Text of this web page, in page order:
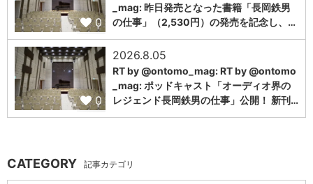
0
_mag: 昨日発売となった書籍「長岡鉄男
の仕事」（2,530円）の発売を記念し、…
0
2026.8.05
RT by @ontomo_mag: RT by @ontomo
_mag: ポッドキャスト「オーディオ界の
レジェンド長岡鉄男の仕事」公開！ 新刊…
CATEGORY 記事カテゴリ